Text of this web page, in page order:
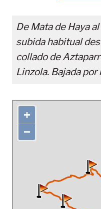
De Mata de Haya
subida habitual
collado de
Linzola. Bajada por